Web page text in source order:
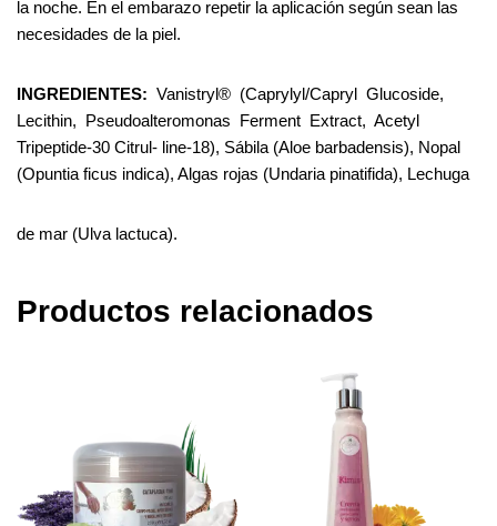
la noche. En el embarazo repetir la aplicación según sean las
necesidades de la piel.
INGREDIENTES: Vanistryl® (Caprylyl/Capryl Glucoside,
Lecithin, Pseudoalteromonas Ferment Extract, Acetyl
Tripeptide-30 Citrul- line-18), Sábila (Aloe barbadensis), Nopal
(Opuntia ficus indica), Algas rojas (Undaria pinatifida), Lechuga
de mar (Ulva lactuca).
Productos relacionados